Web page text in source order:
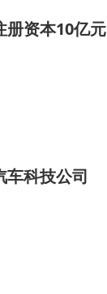
册资本10亿元
车科技公司